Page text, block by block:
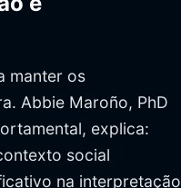
manter os
Abbie Maroño, PhD
explica:
social
na interpretação